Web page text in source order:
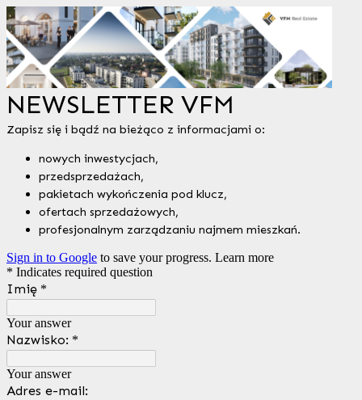
NEWSLETTER VFM
Zapisz się i bądź na bieżąco z informacjami o:
nowych inwestycjach,
przedsprzedażach,
pakietach wykończenia pod klucz,
ofertach sprzedażowych,
profesjonalnym zarządzaniu najmem mieszkań.
Sign in to Google to save your progress. Learn more
* Indicates required question
Imię *
Your answer
Nazwisko: *
Your answer
Adres e-mail: